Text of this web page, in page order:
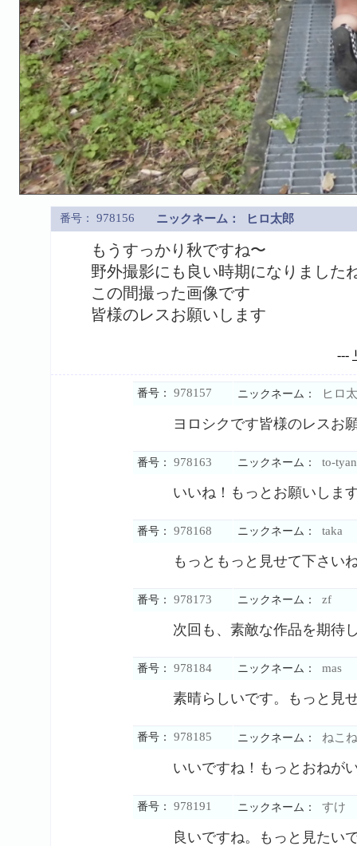
番号： 978156 ニックネーム： ヒロ太郎
もうすっかり秋ですね〜
野外撮影にも良い時期になりました
この間撮った画像です
皆様のレスお願いします
---
番号： 978157 ニックネーム： ヒロ
ヨロシクです皆様のレスお
番号： 978163 ニックネーム： to-
いいね！もっとお願いしま
番号： 978168 ニックネーム： taka
もっともっと見せて下さい
番号： 978173 ニックネーム： zf
次回も、素敵な作品を期待
番号： 978184 ニックネーム： mas
素晴らしいです。もっと見
番号： 978185 ニックネーム： ねこ
いいですね！もっとおねが
番号： 978191 ニックネーム： すけ
良いですね。もっと見たい